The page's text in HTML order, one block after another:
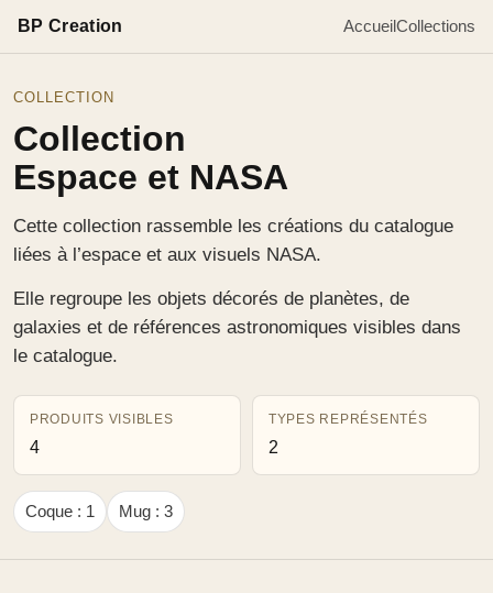
BP Creation AccueilCollections
COLLECTION
Collection
Espace et NASA
Cette collection rassemble les créations du catalogue
liées à l’espace et aux visuels NASA.
Elle regroupe les objets décorés de planètes, de
galaxies et de références astronomiques visibles dans
le catalogue.
PRODUITS VISIBLES
4
TYPES REPRÉSENTÉS
2
Coque : 1 Mug : 3